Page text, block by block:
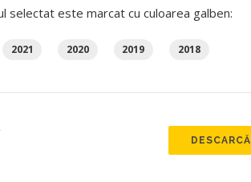
selectat este marcat cu culoarea galben:
2021 2020 2019 2018
DESCARCĂ